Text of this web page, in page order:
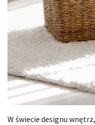
W świecie designu